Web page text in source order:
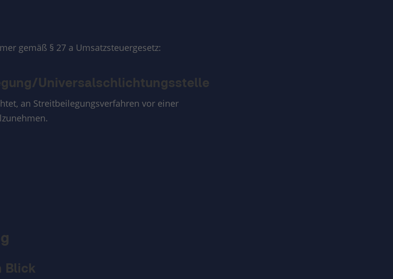
gemäß § 27 a Umsatzsteuergesetz:
Universal­schlichtungs­stelle
an Streitbeilegungsverfahren vor einer
Blick